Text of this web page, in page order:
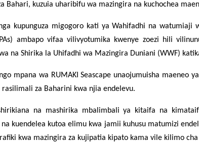
Bahari, kuzuia uharibifu wa mazingira na kuchochea
kupunguza migogoro kati ya Wahifadhi na watumiaji
ambapo vifaa vilivyotumika kwenye zoezi hili
na Shirika la Uhifadhi wa Mazingira Duniani (WWF)
mpana wa RUMAKI Seascape unaojumuisha maeneo
za Baharini kwa njia endelevu.
na mashirika mbalimbali ya kitaifa na
kuendelea kutoa elimu kwa jamii kuhusu matumizi
kwa mazingira za kujipatia kipato kama vile kilimo